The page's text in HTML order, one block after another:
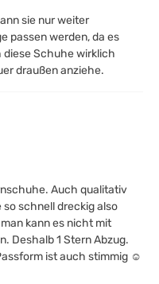
sie nur weiter
passen werden, da es
diese Schuhe wirklich
draußen anziehe.
Auch qualitativ
schnell dreckig also
kann es nicht mit
Deshalb 1 Stern Abzug.
ist auch stimmig ☺️